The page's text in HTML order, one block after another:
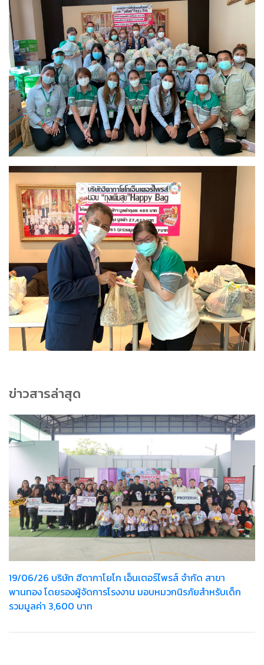
ข่าวสารล่าสุด
19/06/26 บริษัท ฮีดากาโยโก เอ็นเตอร์ไพรส์ จำกัด สาขา
พานทอง โดยรองผู้จัดการโรงงาน มอบหมวกนิรภัยสำหรับเด็ก
รวมมูลค่า 3,600 บาท